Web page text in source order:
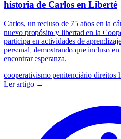
historia de Carlos en Liberté
Carlos, un recluso de 75 años en la
nuevo propósito y libertad en la
participa en actividades de
personal, demostrando que incluso
encontrar esperanza.
cooperativismo penitenciário direitos
Ler artigo →